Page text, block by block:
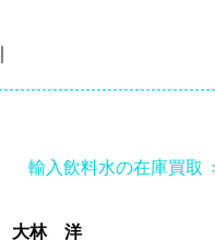
輸入飲料水の在庫買取
大林 洋